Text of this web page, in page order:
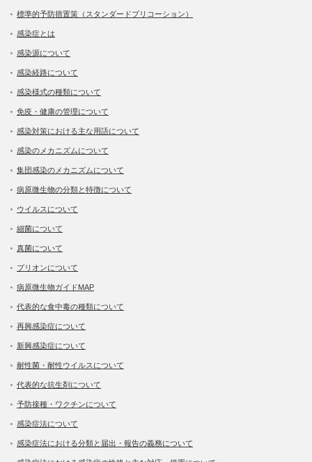
標準的予防措置策（スタンダードプリコーション）
感染症とは
感染源について
感染経路について
感染様式の種類について
免疫・健康の管理について
感染対策における主な用語について
感染のメカニズムについて
集団感染のメカニズムについて
病原微生物の分類と特徴について
ウイルスについて
細菌について
真菌について
プリオンについて
病原微生物ガイドMAP
代表的な食中毒の種類について
再興感染症について
新興感染症について
耐性菌・耐性ウイルスについて
代表的な抗生剤について
予防接種・ワクチンについて
感染症法について
感染症法における分類と届出・報告の義務について